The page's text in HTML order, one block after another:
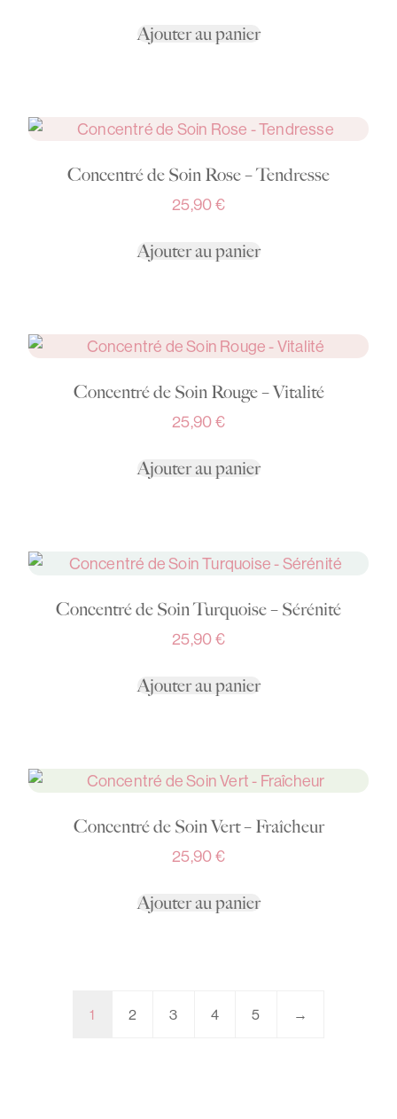
Ajouter au panier
Concentré de Soin Rose – Tendresse
25,90€
Ajouter au panier
Concentré de Soin Rouge – Vitalité
25,90€
Ajouter au panier
Concentré de Soin Turquoise – Sérénité
25,90€
Ajouter au panier
Concentré de Soin Vert – Fraîcheur
25,90€
Ajouter au panier
1 2 3 4 5 →